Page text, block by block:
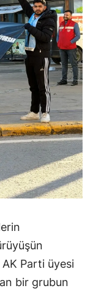
Parti üyesi
bir grubun